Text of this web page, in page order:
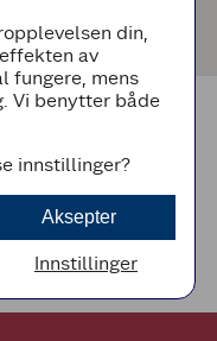
din,
av
fungere, mens
Vi benytter både
innstillinger?
Aksepter
Innstillinger